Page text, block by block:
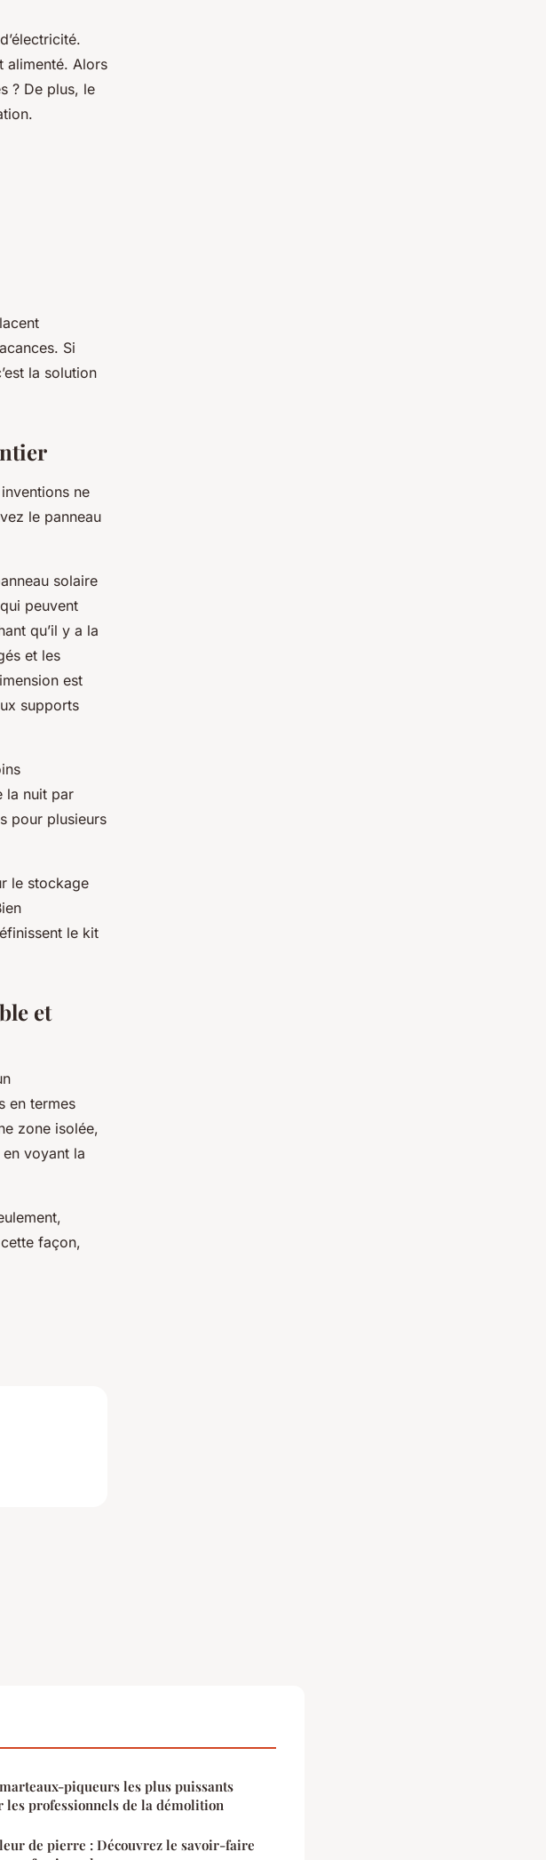
alimenté. Alors
? De plus, le
Si
la solution
ne
le panneau
solaire
peuvent
qu’il y a la
et les
est
supports
la nuit par
pour plusieurs
le stockage
le kit
et
en termes
zone isolée,
voyant la
façon,
piqueurs les plus puissants
les professionnels de la démolition
de pierre : Découvrez le savoir-faire